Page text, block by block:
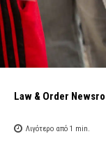
Law & Order
Λιγότερο από 1 min.